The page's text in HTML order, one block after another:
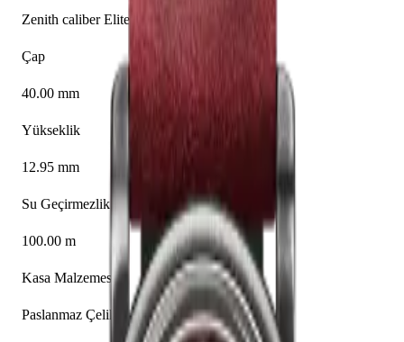
Zenith caliber Elite 679
Çap
40.00 mm
Yükseklik
12.95 mm
Su Geçirmezlik
100.00 m
Kasa Malzemesi
Paslanmaz Çelik